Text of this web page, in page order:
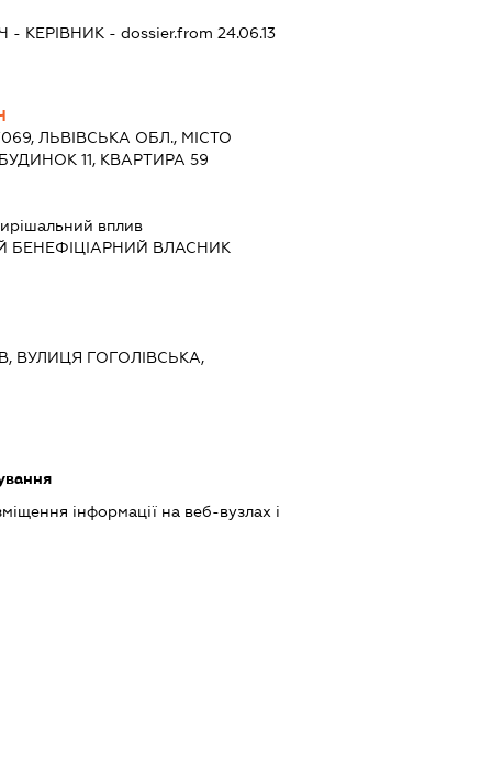
- КЕРІВНИК- dossier.from 24.06.13
ЛЬВІВСЬКА ОБЛ., МІСТО
11, КВАРТИРА 59
вплив
БЕНЕФІЦІАРНИЙ ВЛАСНИК
ВУЛИЦЯ ГОГОЛІВСЬКА,
інформації на веб-вузлах і